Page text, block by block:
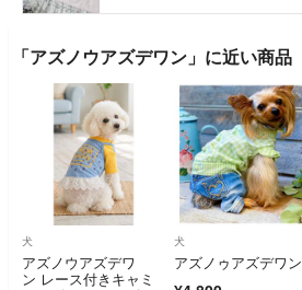
「アズノウアズデワン」に近い商品
犬
アズノウアズデワ
ン レース付きキャミ
犬
アズノゥアズデワン